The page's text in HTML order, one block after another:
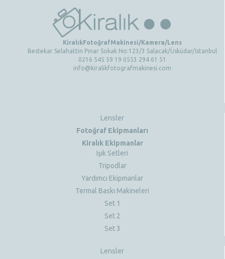
KiralıkFotoğrafMakinesi/Kamera/Lens
Bestekar Selahattin Pınar Sokak No:123/3 Salacak/Üsküdar/İstanbul
0216 545 59 19 0553 294 61 51
info@kiralikfotografmakinesi.com
Lensler
Fotoğraf Ekipmanları
Kiralık Ekipmanlar
Işık Setleri
Tripodlar
Yardımcı Ekipmanlar
Termal Baskı Makineleri
Set 1
Set 2
Set 3
Lensler